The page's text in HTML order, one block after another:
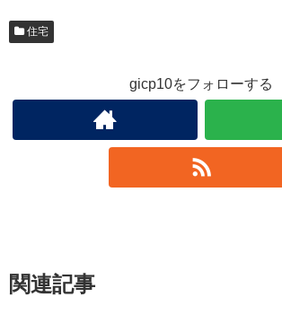
住宅
gicp10をフォローする
関連記事